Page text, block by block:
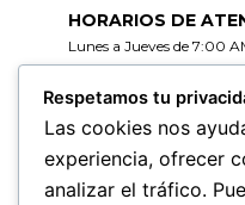
HORARIOS DE
Lunes a Jueves de 7:00
PM
Viernes de 7:00 AM a
HORARIOS DE
Lunes a Jueves de 7:30
Respetamos tu
Las cookies nos
experiencia, ofrecer
analizar el tráfico.